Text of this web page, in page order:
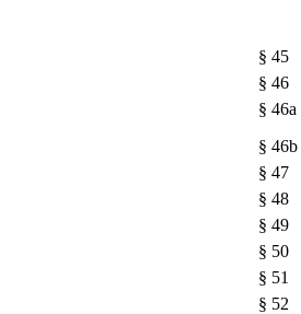
§ 45
§ 46
§ 46a
§ 46b
§ 47
§ 48
§ 49
§ 50
§ 51
§ 52